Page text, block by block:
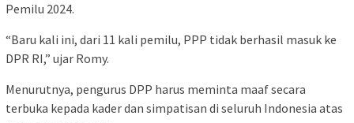
Pemilu 2024.
“Baru kali ini, dari 11 kali pemilu, PPP tidak berhasil masuk ke
DPR RI,” ujar Romy.
Menurutnya, pengurus DPP harus meminta maaf secara
terbuka kepada kader dan simpatisan di seluruh Indonesia atas